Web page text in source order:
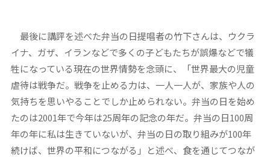
最後に講評を述べた弁当の日提唱者の竹下さんは、ウクラ
イナ、ガザ、イランなどで多くの子どもたちが誤爆などで犠
牲になっている現在の世界情勢を念頭に、「世界最大の児童
虐待は戦争だ。戦争を止める力は、一人一人が、家族や人の
気持ちを思いやることでしか止められない。弁当の日を始め
たのは2001年で今年は25周年の記念の年だ。弁当の日100周
年の年に私は生きていないが、弁当の日の取り組みが100年
続けば、世界の平和につながる」と述べ、食を通じてつなが